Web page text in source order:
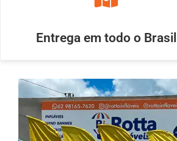
Entrega em todo o Brasil